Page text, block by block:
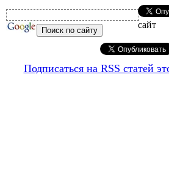
сайт
Подписаться на RSS статей